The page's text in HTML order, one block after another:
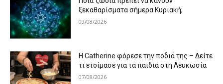
ξεκαθαρίσματα σήμερα Κυριακή;
09/08/2026
Η Catherine φόρεσε την ποδιά της – Δείτε
τι ετοίμασε για τα παιδιά στη Λευκωσία
07/08/2026